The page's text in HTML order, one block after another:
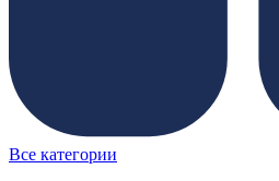
Все категории